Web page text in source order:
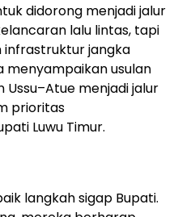
didorong menjadi jalur
lalu lintas, tapi
infrastruktur jangka
menyampaikan usulan
menjadi jalur
prioritas
Luwu Timur.
langkah sigap Bupati.